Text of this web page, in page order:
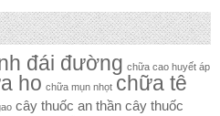
đái đường chữa cao huyết áp
ho chữa mụn nhọt chữa tê
cây thuốc an thần cây thuốc